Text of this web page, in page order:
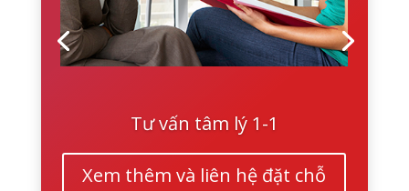
Tư vấn tâm lý 1-1
Xem thêm và liên hệ đặt chỗ